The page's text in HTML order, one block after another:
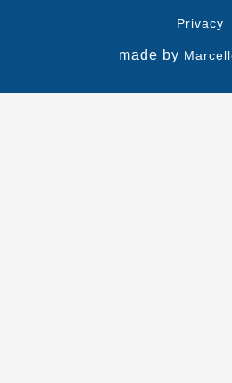
Privacy
made by